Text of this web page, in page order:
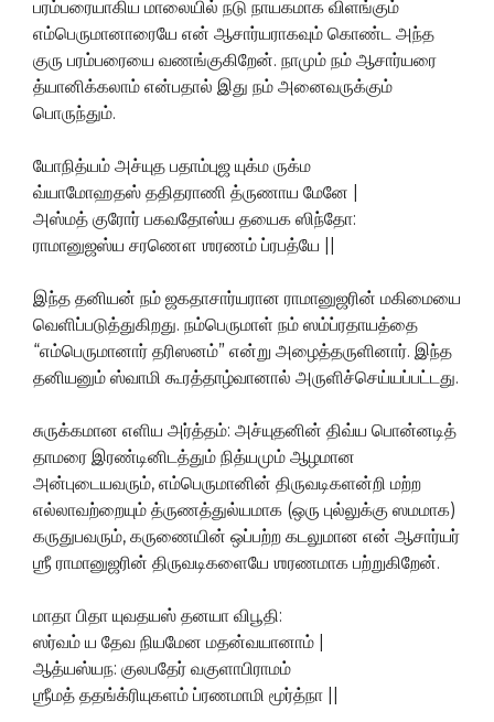
பரம்பரையாகிய மாலையில் நடு நாயகமாக விளங்கும்
எம்பெருமானாரையே என் ஆசார்யராகவும் கொண்ட அந்த
குரு பரம்பரையை வணங்குகிறேன். நாமும் நம் ஆசார்யரை
த்யானிக்கலாம் என்பதால் இது நம் அனைவருக்கும்
பொருந்தும்.
யோநித்யம் அச்யுத பதாம்புஜ யுக்ம ருக்ம
வ்யாமோஹதஸ் ததிதராணி த்ருணாய மேனே |
அஸ்மத் குரோர் பகவதோஸ்ய தயைக ஸிந்தோ:
ராமானுஜஸ்ய சரணௌ ஶரணம் ப்ரபத்யே ||
இந்த தனியன் நம் ஜகதாசார்யரான ராமானுஜரின் மகிமையை
வெளிப்படுத்துகிறது. நம்பெருமாள் நம் ஸம்ப்ரதாயத்தை
“எம்பெருமானார் தரிஸனம்” என்று அழைத்தருளினார். இந்த
தனியனும் ஸ்வாமி கூரத்தாழ்வானால் அருளிச்செய்யப்பட்டது.
சுருக்கமான எளிய அர்த்தம்: அச்யுதனின் திவ்ய பொன்னடித்
தாமரை இரண்டினிடத்தும் நித்யமும் ஆழமான
அன்புடையவரும், எம்பெருமானின் திருவடிகளன்றி மற்ற
எல்லாவற்றையும் த்ருணத்துல்யமாக (ஒரு புல்லுக்கு ஸமமாக)
கருதுபவரும், கருணையின் ஒப்பற்ற கடலுமான என் ஆசார்யர்
ஶ்ரீ ராமானுஜரின் திருவடிகளையே ஶரணமாக பற்றுகிறேன்.
மாதா பிதா யுவதயஸ் தனயா விபூதி:
ஸர்வம் ய தேவ நியமேன மதன்வயானாம் |
ஆத்யஸ்யந: குலபதேர் வகுளாபிராமம்
ஶ்ரீமத் ததங்க்ரியுகளம் ப்ரணமாமி மூர்த்நா ||